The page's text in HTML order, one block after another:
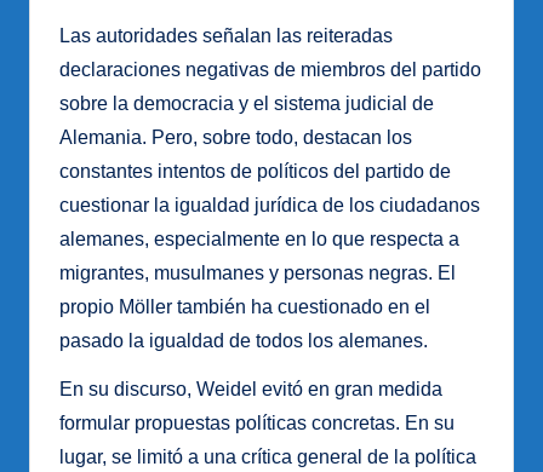
Las autoridades señalan las reiteradas
declaraciones negativas de miembros del partido
sobre la democracia y el sistema judicial de
Alemania. Pero, sobre todo, destacan los
constantes intentos de políticos del partido de
cuestionar la igualdad jurídica de los ciudadanos
alemanes, especialmente en lo que respecta a
migrantes, musulmanes y personas negras. El
propio Möller también ha cuestionado en el
pasado la igualdad de todos los alemanes.
En su discurso, Weidel evitó en gran medida
formular propuestas políticas concretas. En su
lugar, se limitó a una crítica general de la política